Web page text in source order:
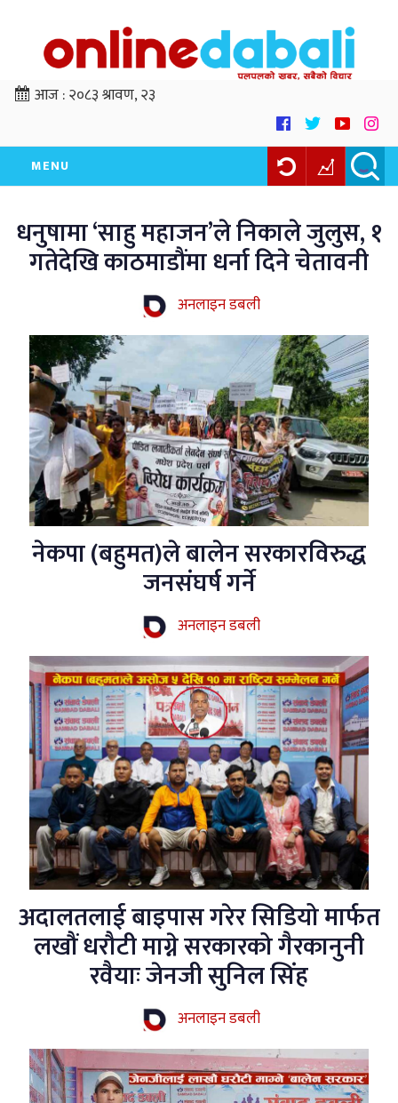
आज :२०८३ श्रावण, २३
MENU
धनुषामा ‘साहु महाजन’ले निकाले जुलुस, १
गतेदेखि काठमाडौंमा धर्ना दिने चेतावनी
अनलाइन डबली
नेकपा (बहुमत)ले बालेन सरकारविरुद्ध
जनसंघर्ष गर्ने
अनलाइन डबली
अदालतलाई बाइपास गरेर सिडियो मार्फत
लखौं धरौटी माग्ने सरकारको गैरकानुनी
रवैयाः जेनजी सुनिल सिंह
अनलाइन डबली